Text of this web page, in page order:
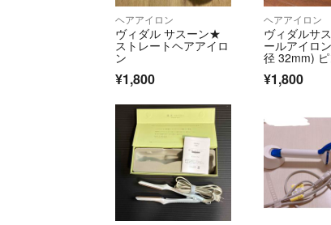
ヘアアイロン
ヴィダル サスーン★
ストレートヘアアイロ
ン
¥1,800
ヘアアイロン
ヴィダルサ
ールアイロ
径 32mm) ピ
¥1,800